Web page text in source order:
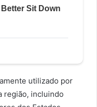
utilizado por
região, incluindo